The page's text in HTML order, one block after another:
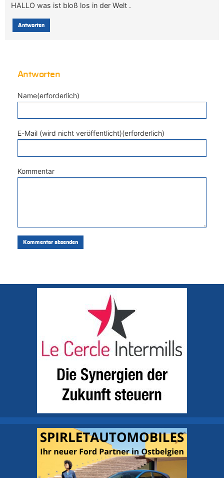
HALLO was ist bloß los in der Welt .
Antworten
Antworten
Name(erforderlich)
E-Mail (wird nicht veröffentlicht)(erforderlich)
Kommentar